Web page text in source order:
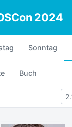
2024
Sonntag
Buch